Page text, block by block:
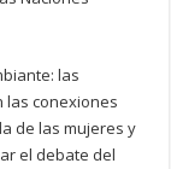
las
las conexiones
de las mujeres y
el debate del